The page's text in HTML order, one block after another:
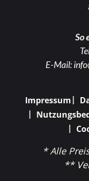
So
E-Mail:
Impressum
* Alle
**